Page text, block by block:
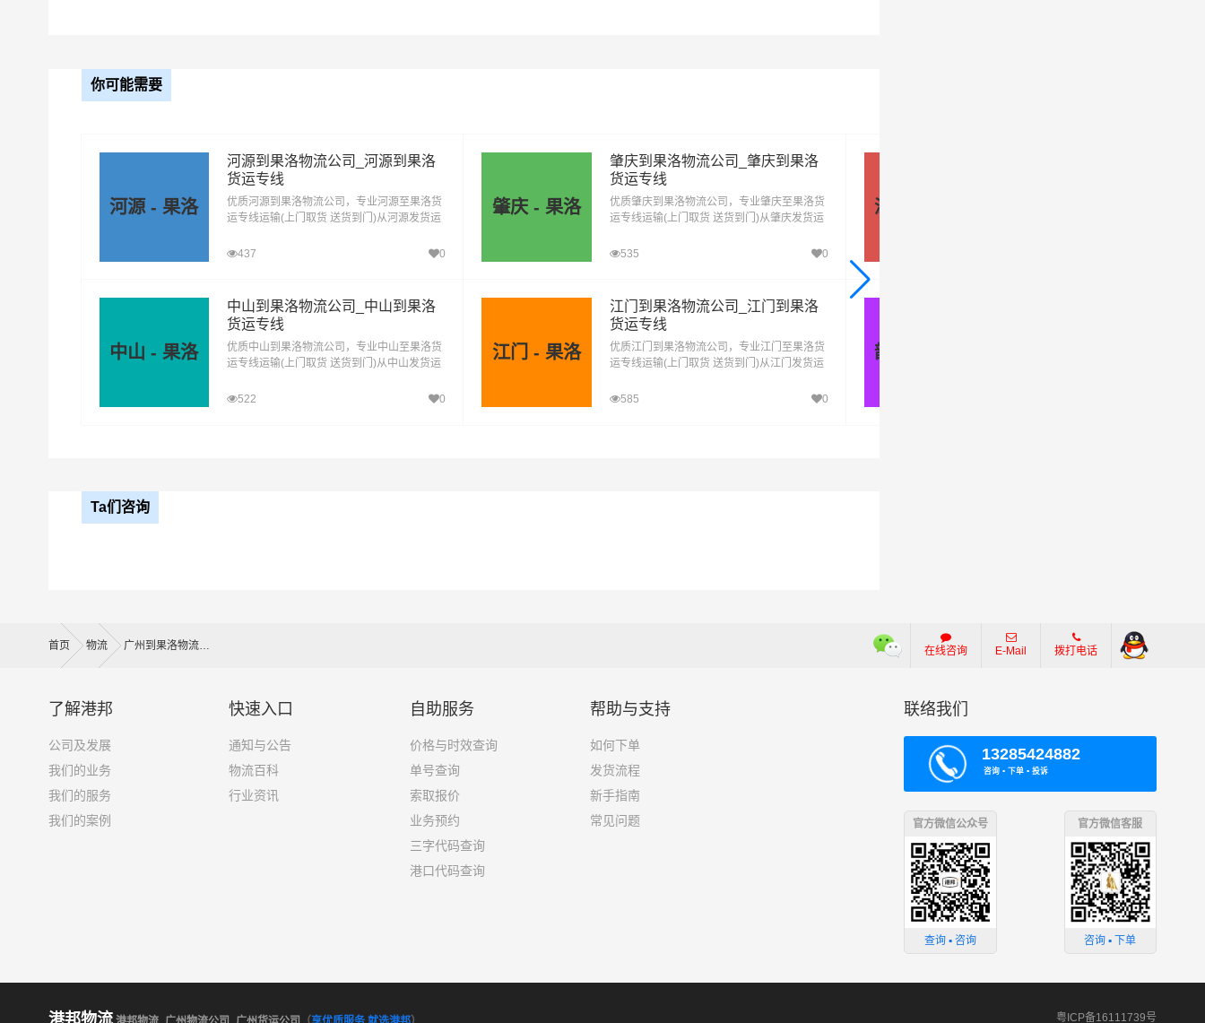
你可能需要
河源 - 果洛
河源到果洛物流公司_河源到果洛
货运专线
优质河源到果洛物流公司，专业河源至果洛货
运专线运输(上门取货 送货到门)从河源发货运
洛直达物流专线
437 0
肇庆 - 果洛
肇庆到果洛物流公司_肇庆到果洛
货运专线
优质肇庆到果洛物流公司，专业肇庆至果洛货
运专线运输(上门取货 送货到门)从肇庆发货运
洛直达物流专线
535 0
深圳 - 果洛
中山 - 果洛
中山到果洛物流公司_中山到果洛
货运专线
优质中山到果洛物流公司，专业中山至果洛货
运专线运输(上门取货 送货到门)从中山发货运
洛直达物流专线
522 0
江门 - 果洛
江门到果洛物流公司_江门到果洛
货运专线
优质江门到果洛物流公司，专业江门至果洛货
运专线运输(上门取货 送货到门)从江门发货运
洛直达物流专线
585 0
韶关 - 果洛
Ta们咨询
首页 物流 广州到果洛物流公司 在线咨询 E-Mail 拨打电话
了解港邦
公司及发展
我们的业务
我们的服务
我们的案例
快速入口
通知与公告
物流百科
行业资讯
自助服务
价格与时效查询
单号查询
索取报价
业务预约
三字代码查询
港口代码查询
帮助与支持
如何下单
发货流程
新手指南
常见问题
联络我们
13285424882
咨询 ▪ 下单 ▪ 投诉
官方微信公众号
查询 ▪ 咨询
官方微信客服
咨询 ▪ 下单
港邦物流 粤ICP备16111739号